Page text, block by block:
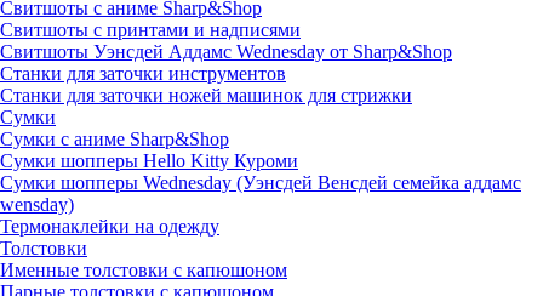
Свитшоты с аниме Sharp&Shop
Свитшоты с принтами и надписями
Свитшоты Уэнсдей Аддамс Wednesday от Sharp&Shop
Станки для заточки инструментов
Станки для заточки ножей машинок для стрижки
Сумки
Сумки с аниме Sharp&Shop
Сумки шопперы Hello Kitty Куроми
Сумки шопперы Wednesday (Уэнсдей Венсдей семейка аддамс
wensday)
Термонаклейки на одежду
Толстовки
Именные толстовки с капюшоном
Парные толстовки с капюшоном